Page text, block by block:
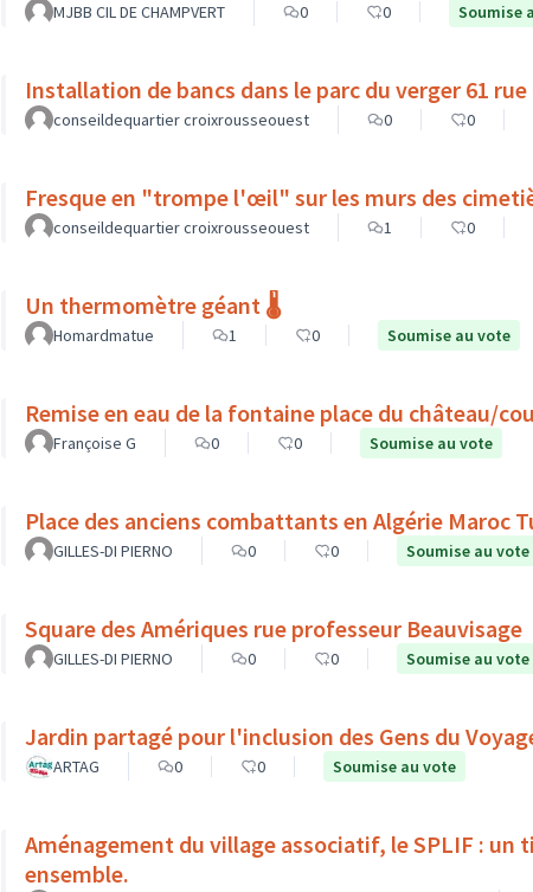
MJBB CIL DE CHAMPVERT 0 0 Soumise
Installation de bancs dans le parc du verger 61 rue
conseildequartier croixrousseouest 0 0
Fresque en "trompe l'œil" sur les murs des
conseildequartier croixrousseouest 1 0
Un thermomètre géant 🌡️
Homardmatue 1 0 Soumise au vote
Remise en eau de la fontaine place du château/
Françoise G 0 0 Soumise au vote
Place des anciens combattants en Algérie Maroc
GILLES-DI PIERNO 0 0 Soumise au vote
Square des Amériques rue professeur Beauvisage
GILLES-DI PIERNO 0 0 Soumise au vote
Jardin partagé pour l'inclusion des Gens du
ARTAG 0 0 Soumise au vote
Aménagement du village associatif, le SPLIF : un
ensemble.